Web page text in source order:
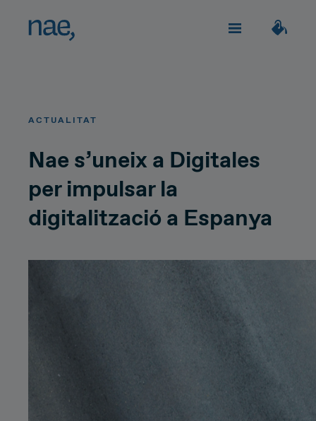
Network Strategy
Network Deployment
Uneix-te
Decidida Perfeccionista
Alegre Clàssica
Creativa
ACTUALITAT
Nae s’uneix a Digitales
per impulsar la
digitalització a Espanya